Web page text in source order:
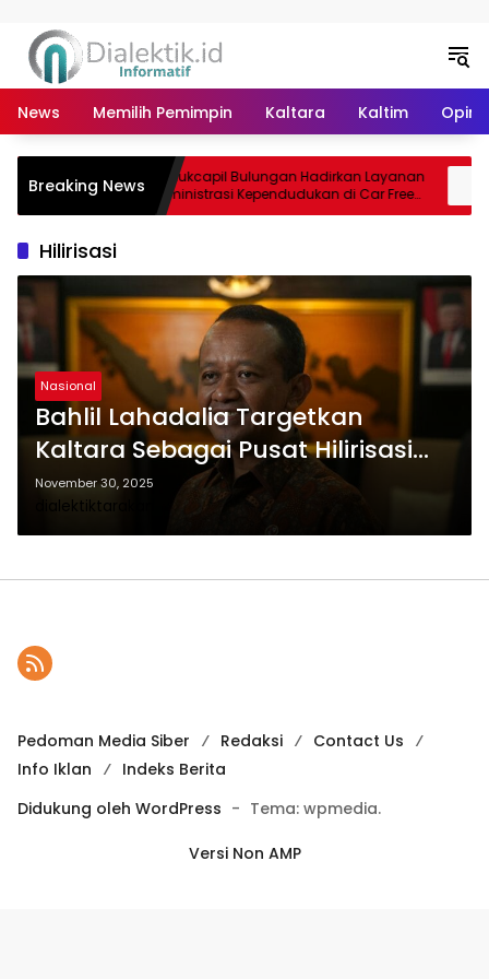
News Memilih Pemimpin Kaltara Kaltim Opini
Breaking News
PAD
Disdukcapil Bulungan Hadirkan Layanan
Administrasi Kependudukan di Car Free
Day Tebu Kayan
Hilirisasi
Nasional
Bahlil Lahadalia Targetkan
Kaltara Sebagai Pusat Hilirisasi
Ketahanan Energi
November 30, 2025
dialektiktarakan
Pedoman Media Siber Redaksi
Contact Us
Info Iklan
Indeks Berita
Didukung oleh WordPress - Tema: wpmedia.
Versi Non AMP